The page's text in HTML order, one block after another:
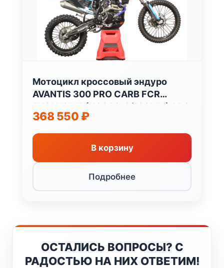
Мотоцикл кроссовый эндуро
AVANTIS 300 PRO CARB FCR
EXCLUSIVE (NC300-S/182MM) ARS
368 550 ₽
В корзину
Подробнее
ОСТАЛИСЬ ВОПРОСЫ? С
РАДОСТЬЮ НА НИХ ОТВЕТИМ!